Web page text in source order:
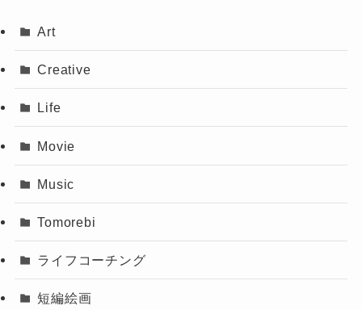
Art
Creative
Life
Movie
Music
Tomorebi
ライフコーチング
短編絵画